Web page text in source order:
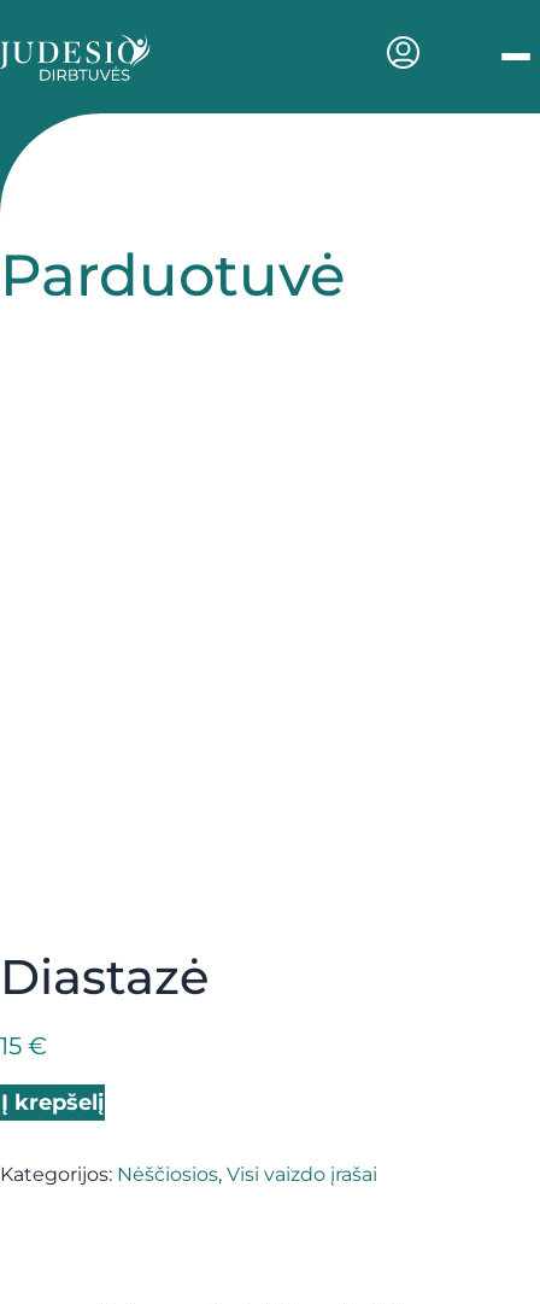
Parduotuvė
Diastazė
15 €
produkto kiekis: Diastazė
Į krepšelį
Kategorijos: Nėščiosios, Visi vaizdo įrašai